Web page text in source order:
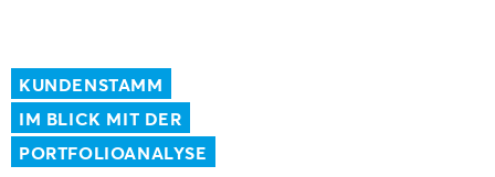
KUNDENSTAMM
IM BLICK MIT DER
PORTFOLIOANALYSE